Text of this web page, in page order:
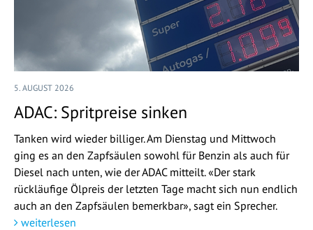
5. AUGUST 2026
ADAC: Spritpreise sinken
Tanken wird wieder billiger. Am Dienstag und Mittwoch
ging es an den Zapfsäulen sowohl für Benzin als auch für
Diesel nach unten, wie der ADAC mitteilt. «Der stark
rückläufige Ölpreis der letzten Tage macht sich nun endlich
auch an den Zapfsäulen bemerkbar», sagt ein Sprecher.
weiterlesen